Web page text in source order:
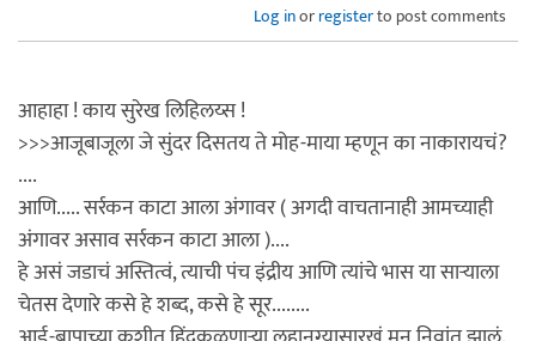
Log inorregisterto post comments
आहाहा ! काय सुरेख लिहिलय्स !
>>>आजूबाजूला जे सुंदर दिसतय ते मोह-माया म्हणून का नाकारायचं?
....
आणि..... सर्रकन काटा आला अंगावर ( अगदी वाचतानाही आमच्याही
अंगावर असाव सर्रकन काटा आला )....
हे असं जडाचं अस्तित्वं, त्याची पंच इंद्रीय आणि त्यांचे भास या सार्‍याला
चेतस देणारे कसे हे शब्द, कसे हे सूर........